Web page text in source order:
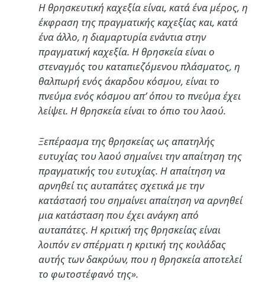
Η θρησκευτική καχεξία είναι, κατά ένα μέρος, η
έκφραση της πραγματικής καχεξίας και, κατά
ένα άλλο, η διαμαρτυρία ενάντια στην
πραγματική καχεξία. Η θρησκεία είναι ο
στεναγμός του καταπιεζόμενου πλάσματος, η
θαλπωρή ενός άκαρδου κόσμου, είναι το
πνεύμα ενός κόσμου απ’ όπου το πνεύμα έχει
λείψει. Η θρησκεία είναι το όπιο του λαού.
Ξεπέρασμα της θρησκείας ως απατηλής
ευτυχίας του λαού σημαίνει την απαίτηση της
πραγματικής του ευτυχίας. Η απαίτηση να
αρνηθεί τις αυταπάτες σχετικά με την
κατάστασή του σημαίνει απαίτηση να αρνηθεί
μια κατάσταση που έχει ανάγκη από
αυταπάτες. Η κριτική της θρησκείας είναι
λοιπόν εν σπέρματι η κριτική της κοιλάδας
αυτής των δακρύων, που η θρησκεία αποτελεί
το φωτοστέφανό της».